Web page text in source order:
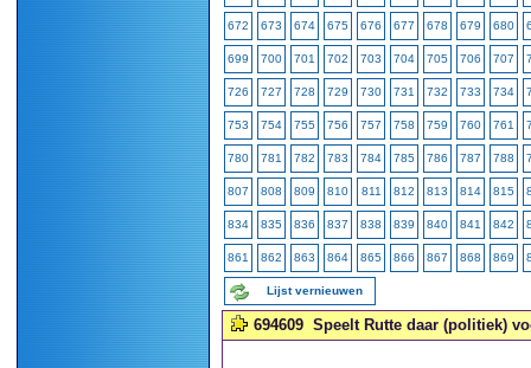
672 673 674 675 676 677 678 679 680
699 700 701 702 703 704 705 706 707
726 727 728 729 730 731 732 733 734
753 754 755 756 757 758 759 760 761
780 781 782 783 784 785 786 787 788
807 808 809 810 811 812 813 814 815
834 835 836 837 838 839 840 841 842
861 862 863 864 865 866 867 868 869
Lijst vernieuwen
694609 Speelt Rutte daar (politiek)